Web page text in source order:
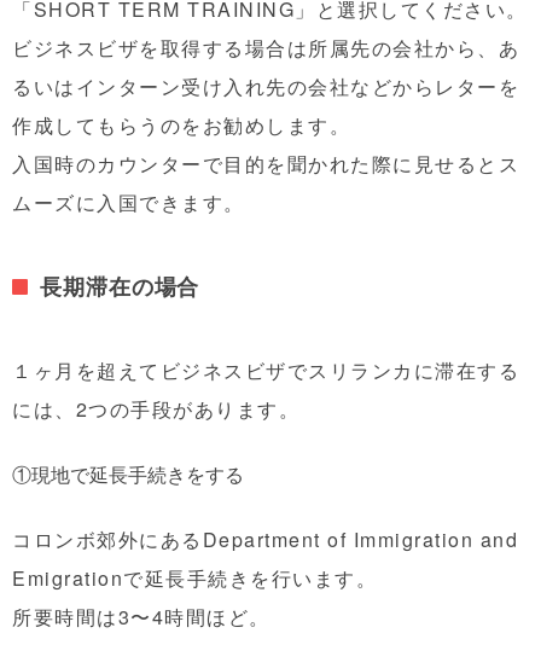
「SHORT TERM TRAINING」と選択してください。
ビジネスビザを取得する場合は所属先の会社から、あ
るいはインターン受け入れ先の会社などからレターを
作成してもらうのをお勧めします。
入国時のカウンターで目的を聞かれた際に見せるとス
ムーズに入国できます。
長期滞在の場合
１ヶ月を超えてビジネスビザでスリランカに滞在する
には、2つの手段があります。
①現地で延長手続きをする
コロンボ郊外にあるDepartment of Immigration and
Emigrationで延長手続きを行います。
所要時間は3〜4時間ほど。